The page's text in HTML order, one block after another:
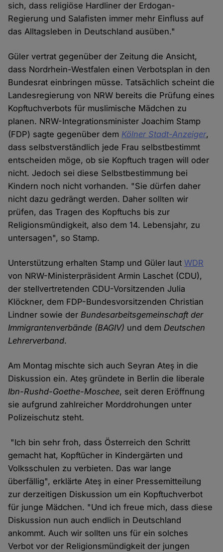
sich, dass religiöse Hardliner der Erdogan-
Regierung und Salafisten immer mehr Einfluss auf
das Alltagsleben in Deutschland ausüben."
Güler vertrat gegenüber der Zeitung die Ansicht,
dass Nordrhein-Westfalen einen Verbotsplan in den
Bundesrat einbringen müsse. Tatsächlich scheint die
Landesregierung von NRW bereits die Prüfung eines
Kopftuchverbots für muslimische Mädchen zu
planen. NRW-Integrationsminister Joachim Stamp
(FDP) sagte gegenüber dem Kölner Stadt-Anzeiger,
dass selbstverständlich jede Frau selbstbestimmt
entscheiden möge, ob sie Kopftuch tragen will oder
nicht. Jedoch sei diese Selbstbestimmung bei
Kindern noch nicht vorhanden. "Sie dürfen daher
nicht dazu gedrängt werden. Daher sollten wir
prüfen, das Tragen des Kopftuchs bis zur
Religionsmündigkeit, also dem 14. Lebensjahr, zu
untersagen", so Stamp.
Unterstützung erhalten Stamp und Güler lautWDR
von NRW-Ministerpräsident Armin Laschet (CDU),
der stellvertretenden CDU-Vorsitzenden Julia
Klöckner, dem FDP-Bundesvorsitzenden Christian
Lindner sowie derBundesarbeitsgemeinschaft der
Immigrantenverbände (BAGIV) und demDeutschen
Lehrerverband.
Am Montag mischte sich auch Seyran Ateş in die
Diskussion ein. Ateş gründete in Berlin die liberale
Ibn-Rushd-Goethe-Moschee, seit deren Eröffnung
sie aufgrund zahlreicher Morddrohungen unter
Polizeischutz steht.
"Ich bin sehr froh, dass Österreich den Schritt
gemacht hat, Kopftücher in Kindergärten und
Volksschulen zu verbieten. Das war lange
überfällig", erklärte Ateş in einer Pressemitteilung
zur derzeitigen Diskussion um ein Kopftuchverbot
für junge Mädchen. "Und ich freue mich, dass diese
Diskussion nun auch endlich in Deutschland
ankommt. Auch wir sollten uns für ein solches
Verbot vor der Religionsmündigkeit der jungen